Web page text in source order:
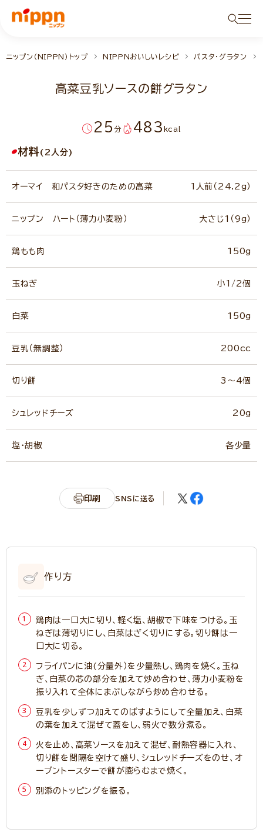
ニップン（NIPPN）トップ NIPPNおいしいレシピ パスタ・グラタン
高菜豆乳ソースの餅グラタン
25 分 483 kcal
材料(2人分)
オーマイ 和パスタ好きのための高菜 1人前（24.2g）
ニップン ハート（薄力小麦粉） 大さじ1（9g）
鶏もも肉 150g
玉ねぎ 小1/2個
白菜 150g
豆乳（無調整） 200cc
切り餅 3～4個
シュレッドチーズ 20g
塩・胡椒 各少量
印刷 SNSに送る
作り方
鶏肉は一口大に切り、軽く塩、胡椒で下味をつける。玉
ねぎは薄切りにし、白菜はざく切りにする。切り餅は一
口大に切る。
フライパンに油(分量外）を少量熱し、鶏肉を焼く。玉ね
ぎ、白菜の芯の部分を加えて炒め合わせ、薄力小麦粉を
振り入れて全体にまぶしながら炒め合わせる。
豆乳を少しずつ加えてのばすようにして全量加え、白菜
の葉を加えて混ぜて蓋をし、弱火で数分煮る。
火を止め、高菜ソースを加えて混ぜ、耐熱容器に入れ、
切り餅を間隔を空けて盛り、シュレッドチーズをのせ、オ
ーブントースターで餅が膨らむまで焼く。
別添のトッピングを振る。